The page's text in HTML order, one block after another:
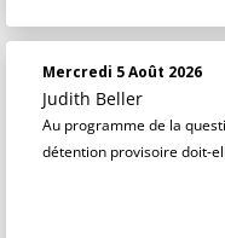
Mercredi 5 Août 2026
Judith Beller
Au programme de la
détention provisoire doit-